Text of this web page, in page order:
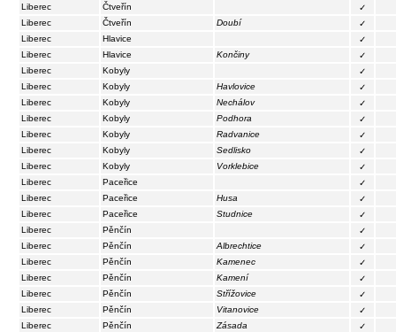
Liberec
Čtveřín
✓
Liberec
Čtveřín Doubí
✓
Liberec
Hlavice
✓
Liberec
Hlavice Končiny
✓
Liberec
Kobyly
✓
Liberec
Kobyly Havlovice
✓
Liberec
Kobyly Nechálov
✓
Liberec
Kobyly Podhora
✓
Liberec
Kobyly Radvanice
✓
Liberec
Kobyly Sedlisko
✓
Liberec
Kobyly Vorklebice
✓
Liberec
Paceřice
✓
Liberec
Paceřice Husa
✓
Liberec
Paceřice Studnice
✓
Liberec
Pěnčín
✓
Liberec
Pěnčín Albrechtice
✓
Liberec
Pěnčín Kamenec
✓
Liberec
Pěnčín Kamení
✓
Liberec
Pěnčín Střížovice
✓
Liberec
Pěnčín Vitanovice
✓
Liberec
Pěnčín Zásada
✓